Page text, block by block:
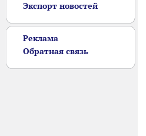
Экспорт новостей
Реклама
Обратная связь